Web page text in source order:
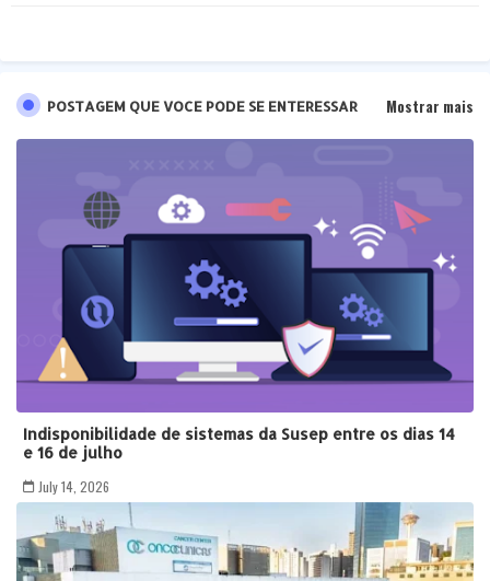
POSTAGEM QUE VOCE PODE SE ENTERESSAR Mostrar mais
Indisponibilidade de sistemas da Susep entre os dias 14
e 16 de julho
July 14, 2026